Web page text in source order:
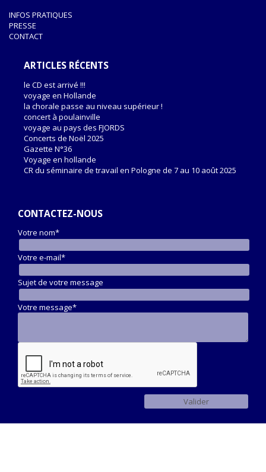
INFOS PRATIQUES
PRESSE
CONTACT
ARTICLES RÉCENTS
le CD est arrivé !!!
voyage en Hollande
la chorale passe au niveau supérieur !
concert à poulainville
voyage au pays des FJORDS
Concerts de Noël 2025
Gazette N°36
Voyage en hollande
CR du séminaire de travail en Pologne de 7 au 10 août 2025
CONTACTEZ-NOUS
Votre nom*
Votre e-mail*
Sujet de votre message
Votre message*